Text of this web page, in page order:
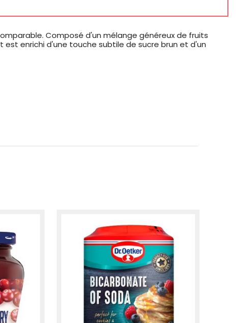
Composé d'un mélange généreux de fruits
enrichi d'une touche subtile de sucre brun et d'un